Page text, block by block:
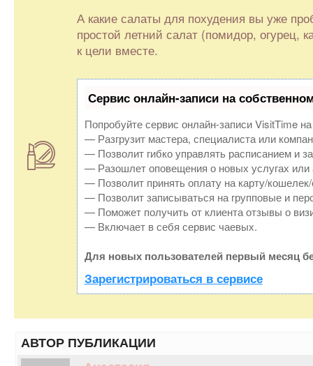
А какие салаты для похудения вы уже
простой летний салат (помидор, огурец,
к цели вместе.
Сервис онлайн-записи на
Попробуйте сервис онлайн-записи VisitTime
— Разгрузит мастера, специалиста или
— Позволит гибко управлять расписанием и
— Разошлет оповещения о новых услугах или
— Позволит принять оплату на карту/кошелек/
— Позволит записываться на групповые и
— Поможет получить от клиента отзывы о
— Включает в себя сервис чаевых.
Для новых пользователей первый месяц
Зарегистрироваться в сервисе
АВТОР ПУБЛИКАЦИИ